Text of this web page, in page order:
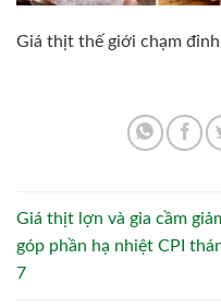
Giá thịt thế giới chạm
Giá thịt lợn và gia cầm
góp phần hạ nhiệt CPI
7